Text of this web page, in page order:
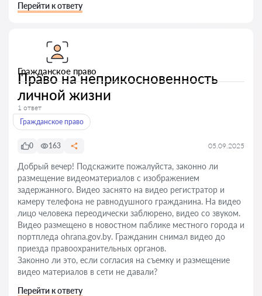
Перейти к ответу
Гражданское право
Право на неприкосновенность
личной жизни
1 ответ
Гражданское право
0 163 05.09.2025
Добрый вечер! Подскажите пожалуйста, законно ли
размещение видеоматериалов с изображением
задержанного. Видео заснято на видео регистратор и
камеру телефона не равнодушного гражданина. На видео
лицо человека переодически заблюрено, видео со звуком.
Видео размещено в новостном паблике местного города и
портпледа ohrana.gov.by. Гражданин снимал видео до
приезда правоохранительных органов.
Законно ли это, если согласия на съемку и размещение
видео материалов в сети не давали?
Перейти к ответу